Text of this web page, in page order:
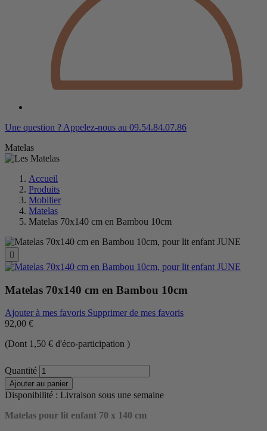
Une question ? Appelez-nous au 09.54.84.07.86
Matelas
Accueil
Produits
Mobilier
Matelas
Matelas 70x140 cm en Bambou 10cm

Matelas 70x140 cm en Bambou 10cm
Ajouter à mes favoris Supprimer de mes favoris
92,00 €
(Dont 1,50 € d'éco-participation )
Quantité
Ajouter au panier
Disponibilité : Livraison sous une semaine
Matelas pour lit enfant 70 x 140 cm